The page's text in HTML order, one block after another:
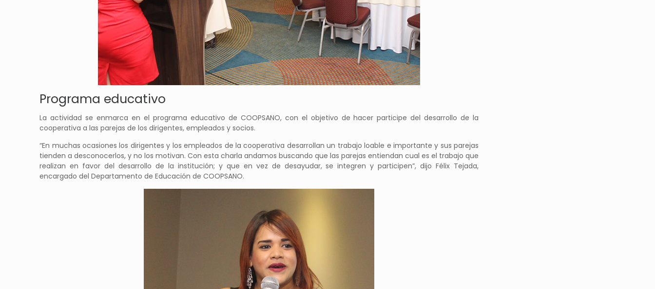
Programa educativo
La actividad se enmarca en el programa educativo de COOPSANO, con el objetivo de hacer participe del desarrollo de la
cooperativa a las parejas de los dirigentes, empleados y socios.
“En muchas ocasiones los dirigentes y los empleados de la cooperativa desarrollan un trabajo loable e importante y sus parejas
tienden a desconocerlos, y no los motivan. Con esta charla andamos buscando que las parejas entiendan cual es el trabajo que
realizan en favor del desarrollo de la institución; y que en vez de desayudar, se integren y participen”, dijo Félix Tejada,
encargado del Departamento de Educación de COOPSANO.